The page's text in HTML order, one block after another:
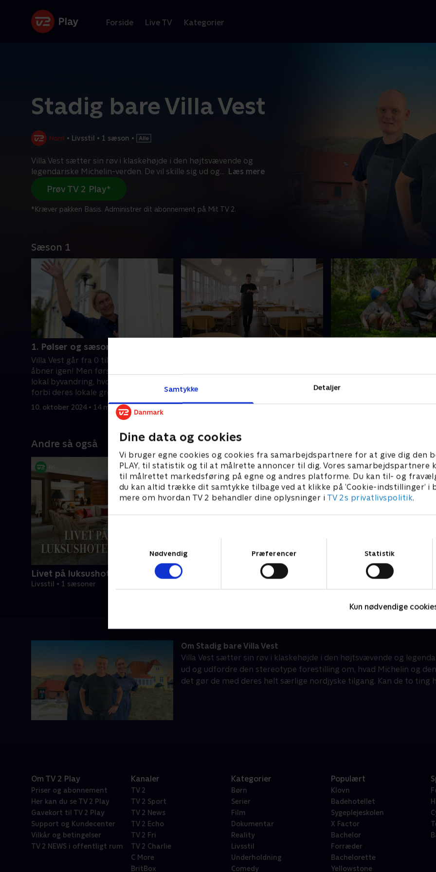
Samtykke Detaljer
Dine data og cookies
Vi bruger egne cookies og cookies fra samarbejdspartnere for at give dig den
PLAY, til statistik og til at målrette annoncer til dig. Vores samarbejdspartnere
til målrettet markedsføring på egne og andres platforme. Du kan til- og
du kan altid trække dit samtykke tilbage ved at klikke på ’Cookie-indstillinger’ i
mere om hvordan TV 2 behandler dine oplysninger i TV 2s privatlivspolitik.
Nødvendig
Præferencer Statistik
Kun nødvendige
Forside Live TV Kategorier
Stadig bare Villa Vest
• Livsstil • 1 sæson •
Villa Vest sætter sin røv i klaskehøjde i den højtsvævende og
legendariske Michelin-verden. De vil skille sig ud og... Læs mere
Prøv TV 2 Play*
*Kræver pakken Basis. Administrer dit abonnement på Mit TV 2.
Sæson 1
1. Pølser og sæsonstart
Villa Vest går fra 0 til 100, når de
åbner igen! Men først grillpølser og
lokal byvandring, hvor de svinger
forbi deres lokale grøntsagspusher
Svenning. .
10. oktober 2024 • 14 min
kromutter Pernille byder gæster
velkommen på Badehotellet
mellem at være ambitiøs
Andre så også
Livet på luksushotellet
Livsstil • 1 sæsoner
Julelys for millioner
Om Stadig bare Villa Vest
Villa Vest sætter sin røv i klaskehøjde i den højtsvævende og
ud og udfordre den stereotype forestilling om, hvad Michelin og
det gør de med deres helt særlige nordjyske tilgang. Kan de to ting
Om TV 2 Play
Priser og abonnement
Her kan du se TV 2 Play
Gavekort til TV 2 Play
Support og Kundecenter
Vilkår og betingelser
TV 2 NEWS i offentligt rum
Kanaler
TV 2
TV 2 Sport
TV 2 News
TV 2 Echo
TV 2 Fri
TV 2 Charlie
C More
BritBox
Kategorier
Børn
Serier
Film
Dokumentar
Reality
Livsstil
Underholdning
Comedy
Populært
Klovn
Badehotellet
Sygeplejeskolen
X Factor
Bachelor
Forræder
Bachelorette
Yellowstone